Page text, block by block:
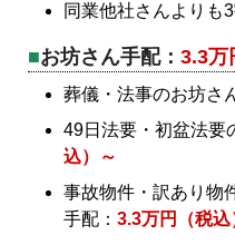
同業他社さんよりも
お坊さん手配： 3.3万
葬儀・法事のお坊さ
49日法要・初盆法要
込）～
事故物件・訳あり物
手配： 3.3万円（税込